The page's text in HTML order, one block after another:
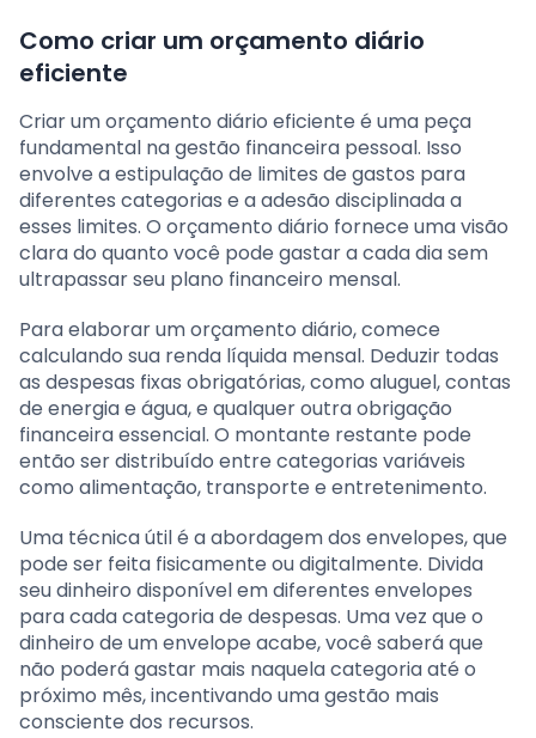
Como criar um orçamento diário
eficiente
Criar um orçamento diário eficiente é uma peça
fundamental na gestão financeira pessoal. Isso
envolve a estipulação de limites de gastos para
diferentes categorias e a adesão disciplinada a
esses limites. O orçamento diário fornece uma visão
clara do quanto você pode gastar a cada dia sem
ultrapassar seu plano financeiro mensal.
Para elaborar um orçamento diário, comece
calculando sua renda líquida mensal. Deduzir todas
as despesas fixas obrigatórias, como aluguel, contas
de energia e água, e qualquer outra obrigação
financeira essencial. O montante restante pode
então ser distribuído entre categorias variáveis
como alimentação, transporte e entretenimento.
Uma técnica útil é a abordagem dos envelopes, que
pode ser feita fisicamente ou digitalmente. Divida
seu dinheiro disponível em diferentes envelopes
para cada categoria de despesas. Uma vez que o
dinheiro de um envelope acabe, você saberá que
não poderá gastar mais naquela categoria até o
próximo mês, incentivando uma gestão mais
consciente dos recursos.